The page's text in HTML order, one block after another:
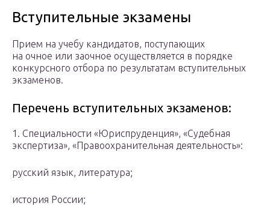
Вступительные экзамены
Прием на учебу кандидатов, поступающих
на очное или заочное осуществляется в порядке
конкурсного отбора по результатам вступительных
экзаменов.
Перечень вступительных экзаменов:
1. Специальности «Юриспруденция», «Судебная
экспертиза», «Правоохранительная деятельность»:
русский язык, литература;
история России;